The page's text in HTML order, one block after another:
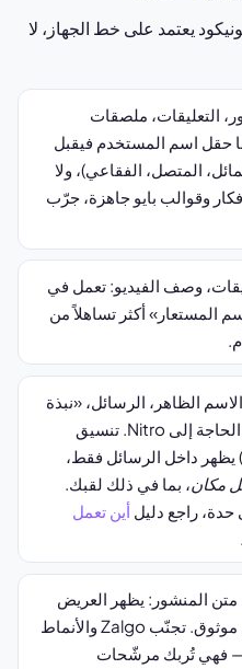
يعتمد على خط الجهاز، لا
التعليقات، ملصقات
حقل اسم المستخدم فيقبل
المتصل، الفقاعي)، ولا
وصف الفيديو: تعمل في
المستعار» أكثر تساهلاً من
الظاهر، الرسائل، «نبذة
عني»: تعمل خطوط يونيكود دون الحاجة إلى Nitro. تنسيق
) يظهر داخل الرسائل فقط،
مكان، بما في ذلك لقبك.
راجع دليل أين تعمل
متن المنشور: يظهر العريض
والمائل والحروف الصغيرة بشكل موثوق. تجنّب Zalgo والأنماط
— فهي تُربك مرشّحات